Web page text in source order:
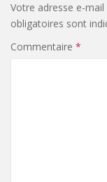
Votre adresse e-
obligatoires sont
Commentaire *